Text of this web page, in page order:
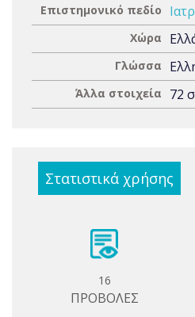
Επιστημονικό πεδίο
Χώρα
Γλώσσα
Άλλα στοιχεία 72
Στατιστικά χρήσης
16
ΠΡΟΒΟΛΕΣ